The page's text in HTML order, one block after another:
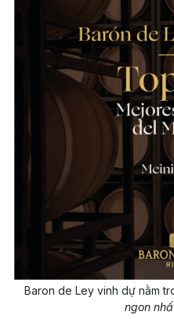
Baron de Ley vinh dự nằm
ngon